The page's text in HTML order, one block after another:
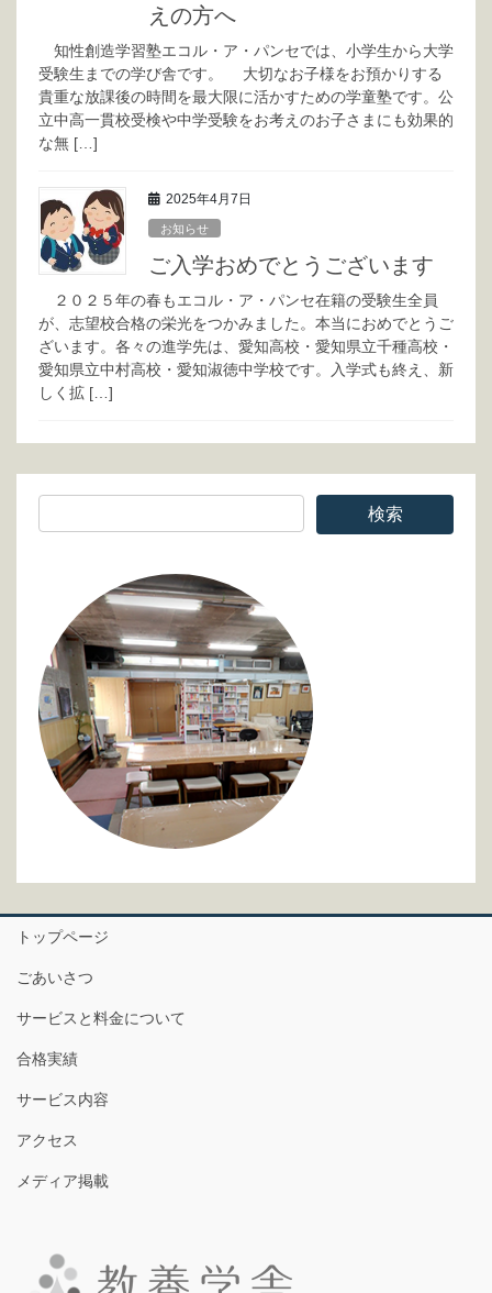
えの方へ
知性創造学習塾エコル・ア・パンセでは、小学生から大学
受験生までの学び舎です。 大切なお子様をお預かりする
貴重な放課後の時間を最大限に活かすための学童塾です。公
立中高一貫校受検や中学受験をお考えのお子さまにも効果的
な無 […]
2025年4月7日
お知らせ
ご入学おめでとうございます
２０２５年の春もエコル・ア・パンセ在籍の受験生全員
が、志望校合格の栄光をつかみました。本当におめでとうご
ざいます。各々の進学先は、愛知高校・愛知県立千種高校・
愛知県立中村高校・愛知淑徳中学校です。入学式も終え、新
しく拡 […]
トップページ
ごあいさつ
サービスと料金について
合格実績
サービス内容
アクセス
メディア掲載